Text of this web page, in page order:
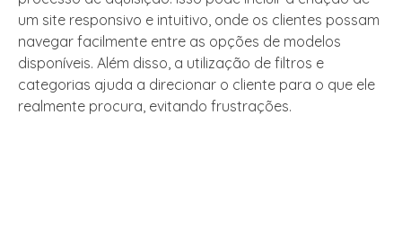
um site responsivo e intuitivo, onde os clientes possam
navegar facilmente entre as opções de modelos
disponíveis. Além disso, a utilização de filtros e
categorias ajuda a direcionar o cliente para o que ele
realmente procura, evitando frustrações.